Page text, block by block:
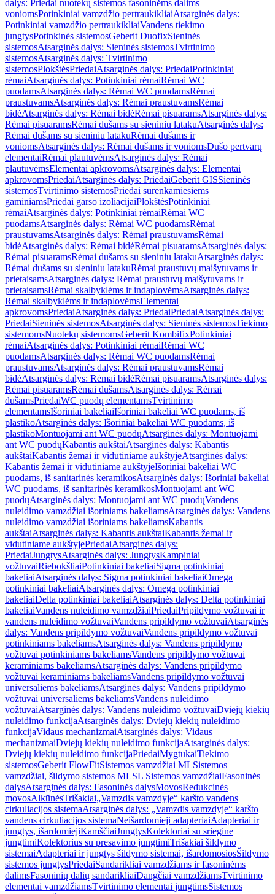
dalys: Priedai nuotekų sistemos fasoninėms dalims
voniomsPotinkiniai vamzdžio pertraukikliaiAtsarginės dalys:
Potinkiniai vamzdžio pertraukikliaiVandens tiekimo
jungtysPotinkinės sistemosGeberit DuofixSieninės
sistemosAtsarginės dalys: Sieninės sistemosTvirtinimo
sistemosAtsarginės dalys: Tvirtinimo
sistemosPlokštėsPriedaiAtsarginės dalys: PriedaiPotinkiniai
rėmaiAtsarginės dalys: Potinkiniai rėmaiRėmai WC
puodamsAtsarginės dalys: Rėmai WC puodamsRėmai
praustuvamsAtsarginės dalys: Rėmai praustuvamsRėmai
bidėAtsarginės dalys: Rėmai bidėRėmai pisuaramsAtsarginės dalys:
Rėmai pisuaramsRėmai dušams su sieniniu latakuAtsarginės dalys:
Rėmai dušams su sieniniu latakuRėmai dušams ir
voniomsAtsarginės dalys: Rėmai dušams ir voniomsDušo pertvarų
elementaiRėmai plautuvėmsAtsarginės dalys: Rėmai
plautuvėmsElementai apkrovomsAtsarginės dalys: Elementai
apkrovomsPriedaiAtsarginės dalys: PriedaiGeberit GISSieninės
sistemosTvirtinimo sistemosPriedai surenkamiesiems
gaminiamsPriedai garso izoliacijaiPlokštėsPotinkiniai
rėmaiAtsarginės dalys: Potinkiniai rėmaiRėmai WC
puodamsAtsarginės dalys: Rėmai WC puodamsRėmai
praustuvamsAtsarginės dalys: Rėmai praustuvamsRėmai
bidėAtsarginės dalys: Rėmai bidėRėmai pisuaramsAtsarginės dalys:
Rėmai pisuaramsRėmai dušams su sieniniu latakuAtsarginės dalys:
Rėmai dušams su sieniniu latakuRėmai praustuvų maišytuvams ir
prietaisamsAtsarginės dalys: Rėmai praustuvų maišytuvams ir
prietaisamsRėmai skalbyklėms ir indaplovėmsAtsarginės dalys:
Rėmai skalbyklėms ir indaplovėmsElementai
apkrovomsPriedaiAtsarginės dalys: PriedaiPriedaiAtsarginės dalys:
PriedaiSieninės sistemosAtsarginės dalys: Sieninės sistemosTiekimo
sistemomsNuotekų sistemomsGeberit KombifixPotinkiniai
rėmaiAtsarginės dalys: Potinkiniai rėmaiRėmai WC
puodamsAtsarginės dalys: Rėmai WC puodamsRėmai
praustuvamsAtsarginės dalys: Rėmai praustuvamsRėmai
bidėAtsarginės dalys: Rėmai bidėRėmai pisuaramsAtsarginės dalys:
Rėmai pisuaramsRėmai dušamsAtsarginės dalys: Rėmai
dušamsPriedaiWC puodų elementamsTvirtinimo
elementamsIšoriniai bakeliaiIšoriniai bakeliai WC puodams, iš
plastikoAtsarginės dalys: Išoriniai bakeliai WC puodams, iš
plastikoMontuojami ant WC puodųAtsarginės dalys: Montuojami
ant WC puodųKabantis aukštaiAtsarginės dalys: Kabantis
aukštaiKabantis žemai ir vidutiniame aukštyjeAtsarginės dalys:
Kabantis žemai ir vidutiniame aukštyjeIšoriniai bakeliai WC
puodams, iš sanitarinės keramikosAtsarginės dalys: Išoriniai bakeliai
WC puodams, iš sanitarinės keramikosMontuojami ant WC
puodųAtsarginės dalys: Montuojami ant WC puodųVandens
nuleidimo vamzdžiai išoriniams bakeliamsAtsarginės dalys: Vandens
nuleidimo vamzdžiai išoriniams bakeliamsKabantis
aukštaiAtsarginės dalys: Kabantis aukštaiKabantis žemai ir
vidutiniame aukštyjePriedaiAtsarginės dalys:
PriedaiJungtysAtsarginės dalys: JungtysKampiniai
vožtuvaiRiebokšliaiPotinkiniai bakeliaiSigma potinkiniai
bakeliaiAtsarginės dalys: Sigma potinkiniai bakeliaiOmega
potinkiniai bakeliaiAtsarginės dalys: Omega potinkiniai
bakeliaiDelta potinkiniai bakeliaiAtsarginės dalys: Delta potinkiniai
bakeliaiVandens nuleidimo vamzdžiaiPriedaiPripildymo vožtuvai ir
vandens nuleidimo vožtuvaiVandens pripildymo vožtuvaiAtsarginės
dalys: Vandens pripildymo vožtuvaiVandens pripildymo vožtuvai
potinkiniams bakeliamsAtsarginės dalys: Vandens pripildymo
vožtuvai potinkiniams bakeliamsVandens pripildymo vožtuvai
keraminiams bakeliamsAtsarginės dalys: Vandens pripildymo
vožtuvai keraminiams bakeliamsVandens pripildymo vožtuvai
universaliems bakeliamsAtsarginės dalys: Vandens pripildymo
vožtuvai universaliems bakeliamsVandens nuleidimo
vožtuvaiAtsarginės dalys: Vandens nuleidimo vožtuvaiDviejų kiekių
nuleidimo funkcijaAtsarginės dalys: Dviejų kiekių nuleidimo
funkcijaVidaus mechanizmaiAtsarginės dalys: Vidaus
mechanizmaiDviejų kiekių nuleidimo funkcijaAtsarginės dalys:
Dviejų kiekių nuleidimo funkcijaPriedaiMygtukaiTiekimo
sistemosGeberit FlowFitSistemos vamzdžiai MLSistemos
vamzdžiai, šildymo sistemos MLSL Sistemos vamzdžiaiFasoninės
dalysAtsarginės dalys: Fasoninės dalysMovosRedukcinės
movosAlkūnėsTrišakiai„Vamzdis vamzdyje“ karšto vandens
cirkuliacijos sistemaAtsarginės dalys: „Vamzdis vamzdyje“ karšto
vandens cirkuliacijos sistemaNeišardomieji adapteriaiAdapteriai ir
jungtys, išardomiejiKamščiaiJungtysKolektoriai su sriegine
jungtimiKolektorius su presavimo jungtimiTrišakiai šildymo
sistemaiAdapteriai ir jungtys šildymo sistemai, išardomosiosŠildymo
sistemos jungtysPriedaiSandarikliai vamzdžiams ir fasoninėms
dalimsFasoninių dalių sandarikliaiDangčiai vamzdžiamsTvirtinimo
elementai vamzdžiamsTvirtinimo elementai jungtimsSistemos